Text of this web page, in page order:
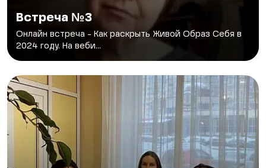
Встреча №3
Онлайн встреча - Как раскрыть Живой Образ Себя в
2024 году. На веби...